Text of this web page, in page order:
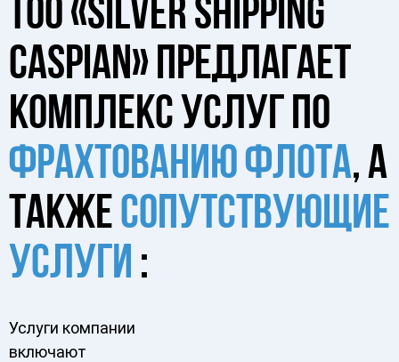
ТОО «SILVER SHIPPING
CASPIAN» ПРЕДЛАГАЕТ
КОМПЛЕКС УСЛУГ ПО
ФРАХТОВАНИЮ ФЛОТА, А
ТАКЖЕСОПУТСТВУЮЩИЕ
УСЛУГИ :
Услуги компании
включают